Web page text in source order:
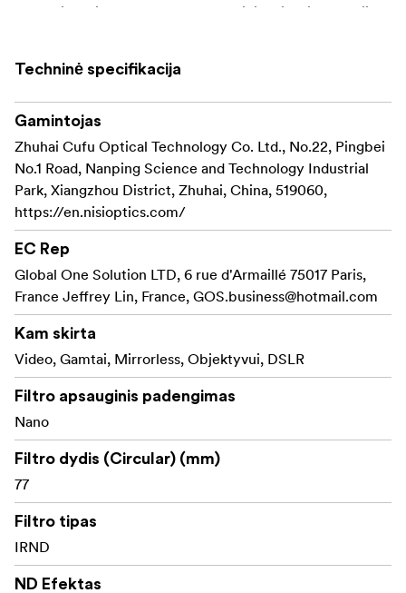
pagamintas iš aukštos kokybės optinio stiklo iš Japonijos
ir sumažintų akinimo ir atspindžių riziką.
Super kieta Nano danga atstumia vandenį ir riebalus, be
to, filtrą lengva valyti. Speciali NiSi IR danga pašalina
infraraudonuosius spindulius ir padeda užtikrinti neutralų
spalvų atkūrimą net esant ilgam užrakto greičiui.
Filtro žiedas pagamintas iš aliuminio ir yra tik 3,5 mm
storio, todėl filtrą galima naudoti su plataus kampo
objektyvais nesukeliant vinjetavimo.
Savybės
ND faktorius 32000, prailgina ekspoziciją 15 stopų
Itin plonas, matinis juodas rėmas, tik 3,5 mm storio
IR danga sumažina spalvų atspindžių riziką esant
Nano danga atstumia vandenį, riebalus ir dulkes
Techninė specifikacija
Gamintojas
Zhuhai Cufu Optical Technology Co. Ltd., No.22, Pingbei
No.1 Road, Nanping Science and Technology Industrial
Park, Xiangzhou District, Zhuhai, China, 519060,
https://en.nisioptics.com/
EC Rep
Global One Solution LTD, 6 rue d'Armaillé 75017 Paris,
France Jeffrey Lin, France, GOS.business@hotmail.com
Kam skirta
Video, Gamtai, Mirrorless, Objektyvui, DSLR
Filtro apsauginis padengimas
Nano
Filtro dydis (Circular) (mm)
77
Filtro tipas
IRND
ND Efektas